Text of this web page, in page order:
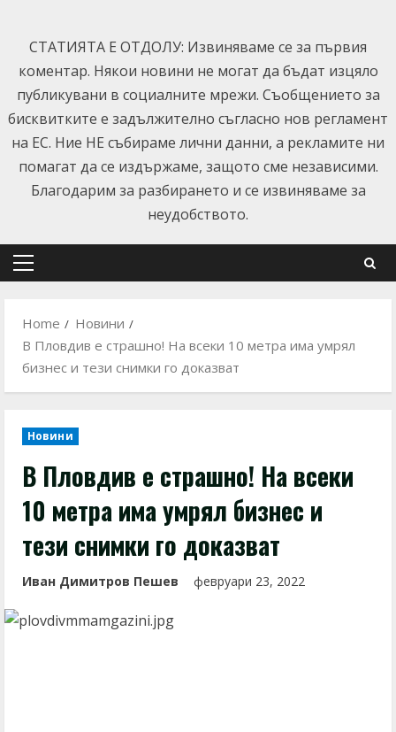
content
СТАТИЯТА Е ОТДОЛУ: Извиняваме се за първия
коментар. Някои новини не могат да бъдат изцяло
публикувани в социалните мрежи. Съобщението за
бисквитките е задължително съгласно нов регламент
на ЕС. Ние НЕ събираме лични данни, а рекламите ни
помагат да се издържаме, защото сме независими.
Благодарим за разбирането и се извиняваме за
неудобството.
Primary
Home
Новини
В Пловдив е страшно! На всеки 10 метра има умрял
бизнес и тези снимки го доказват
Новини
В Пловдив е страшно! На всеки
10 метра има умрял бизнес и
тези снимки го доказват
Иван Димитров Пешев февруари 23, 2022